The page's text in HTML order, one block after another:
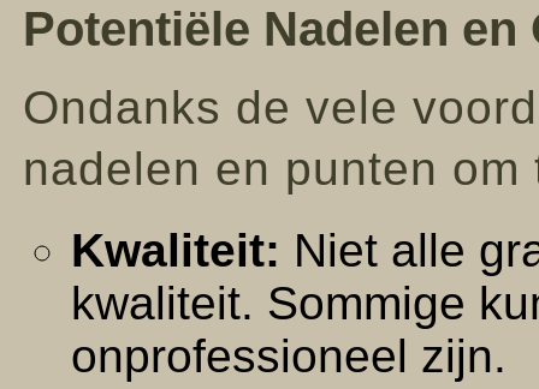
Potentiële Nadelen en
Ondanks de vele
nadelen en punten om
Kwaliteit: Niet alle
kwaliteit. Sommige
onprofessioneel zijn.